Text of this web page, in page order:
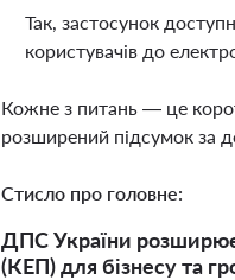
Так, застосунок
користувачів до
Кожне з питань — це
розширений підсумок за
Стисло про головне:
ДПС України розширює
(КЕП) для бізнесу та